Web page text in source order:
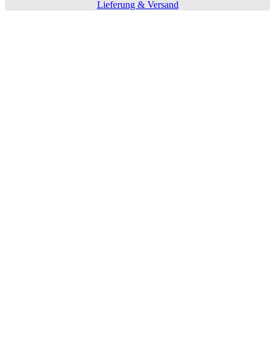
Lieferung & Versand